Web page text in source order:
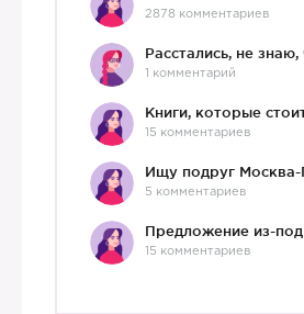
2878 комментариев
1 комментарий
15 комментариев
5 комментариев
15 комментариев